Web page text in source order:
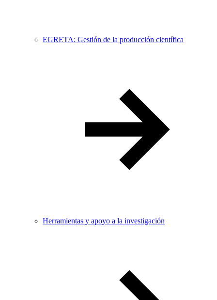
EGRETA: Gestión de la producción científica
Herramientas y apoyo a la investigación